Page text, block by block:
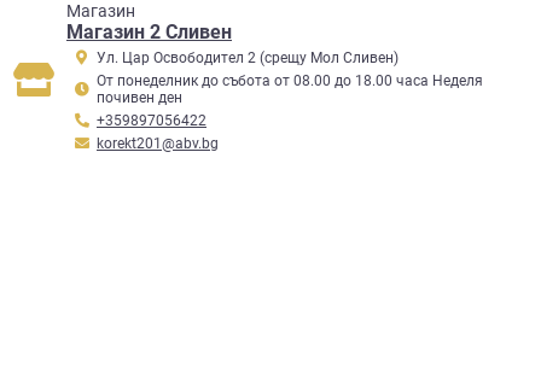
Mагазин
Магазин 2 Сливен
Ул. Цар Освободител 2 (срещу Мол Сливен)
От понеделник до събота от 08.00 до 18.00 часа Неделя
почивен ден
+359897056422
korekt201@abv.bg